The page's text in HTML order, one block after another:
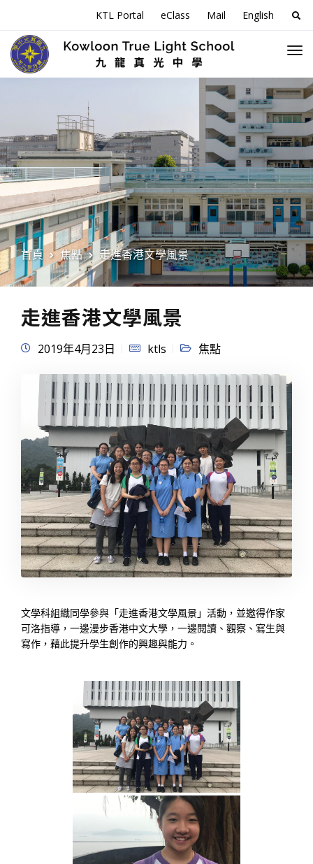
KTL Portal eClass Mail English
搜
尋
關
於
首頁 焦點 走進香港文學風景
走進香港文學風景
2019年4月23日 ktls 焦點
文學科組織同學參與「走進香港文學風景」活動，並邀得作家
可洛指導，一邊漫步香港中文大學，一邊閱讀、觀察、寫生與
寫作，藉此提升學生創作的興趣與能力。